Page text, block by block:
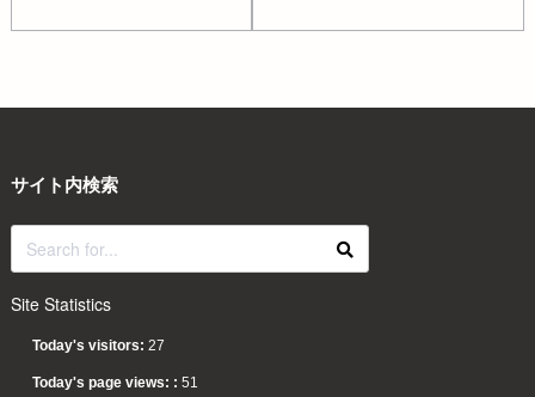
サイト内検索
Site Statistics
Today's visitors: 27
Today's page views: : 51